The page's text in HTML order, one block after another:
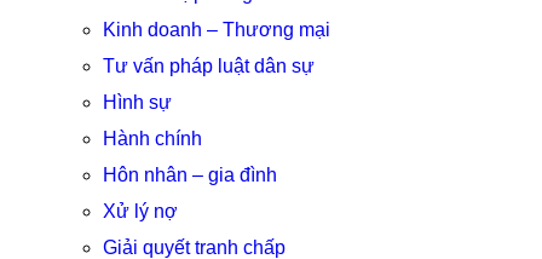
Kinh doanh – Thương mại
Tư vấn pháp luật dân sự
Hình sự
Hành chính
Hôn nhân – gia đình
Xử lý nợ
Giải quyết tranh chấp